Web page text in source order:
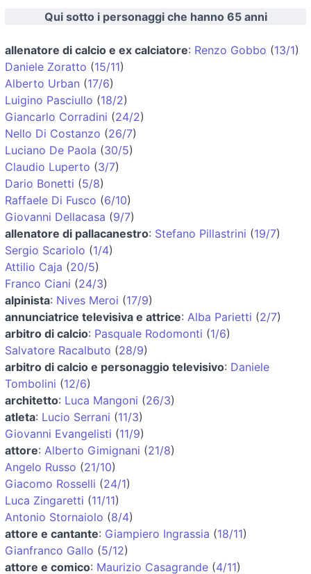
Qui sotto i personaggi che hanno 65 anni
allenatore di calcio e ex calciatore: Renzo Gobbo (13/1)
Daniele Zoratto (15/11)
Alberto Urban (17/6)
Luigino Pasciullo (18/2)
Giancarlo Corradini (24/2)
Nello Di Costanzo (26/7)
Luciano De Paola (30/5)
Claudio Luperto (3/7)
Dario Bonetti (5/8)
Raffaele Di Fusco (6/10)
Giovanni Dellacasa (9/7)
allenatore di pallacanestro: Stefano Pillastrini (19/7)
Sergio Scariolo (1/4)
Attilio Caja (20/5)
Franco Ciani (24/3)
alpinista: Nives Meroi (17/9)
annunciatrice televisiva e attrice: Alba Parietti (2/7)
arbitro di calcio: Pasquale Rodomonti (1/6)
Salvatore Racalbuto (28/9)
arbitro di calcio e personaggio televisivo: Daniele
Tombolini (12/6)
architetto: Luca Mangoni (26/3)
atleta: Lucio Serrani (11/3)
Giovanni Evangelisti (11/9)
attore: Alberto Gimignani (21/8)
Angelo Russo (21/10)
Giacomo Rosselli (24/1)
Luca Zingaretti (11/11)
Antonio Stornaiolo (8/4)
attore e cantante: Giampiero Ingrassia (18/11)
Gianfranco Gallo (5/12)
attore e comico: Maurizio Casagrande (4/11)